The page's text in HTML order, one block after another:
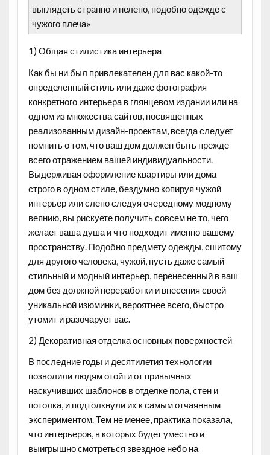
выглядеть странно и нелепо, подобно одежде с
чужого плеча»
1) Общая стилистика интерьера
Как бы ни был привлекателен для вас какой-то
определенный стиль или даже фотография
конкретного интерьера в глянцевом издании или на
одном из множества сайтов, посвященных
реализованным дизайн-проектам, всегда следует
помнить о том, что ваш дом должен быть прежде
всего отражением вашей индивидуальности.
Выдерживая оформление квартиры или дома
строго в одном стиле, бездумно копируя чужой
интерьер или слепо следуя очередному модному
веянию, вы рискуете получить совсем не то, чего
желает ваша душа и что подходит именно вашему
пространству. Подобно предмету одежды, сшитому
для другого человека, чужой, пусть даже самый
стильный и модный интерьер, перенесенный в ваш
дом без должной переработки и внесения своей
уникальной изюминки, вероятнее всего, быстро
утомит и разочарует вас.
2) Декоративная отделка основных поверхностей
В последние годы и десятилетия технологии
позволили людям отойти от привычных
наскучивших шаблонов в отделке пола, стен и
потолка, и подтолкнули их к самым отчаянным
экспериментом. Тем не менее, практика показала,
что интерьеров, в которых будет уместно и
выигрышно смотреться звездное небо на